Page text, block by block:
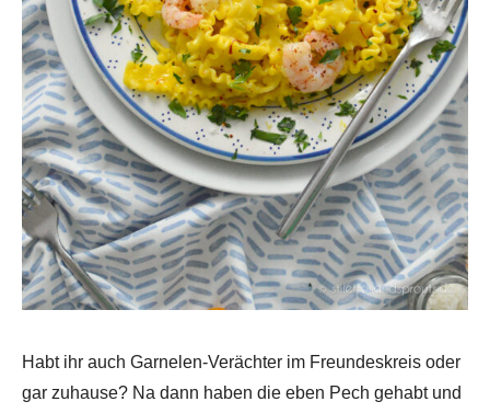
Habt ihr auch Garnelen-Verächter im Freundeskreis oder
gar zuhause? Na dann haben die eben Pech gehabt und